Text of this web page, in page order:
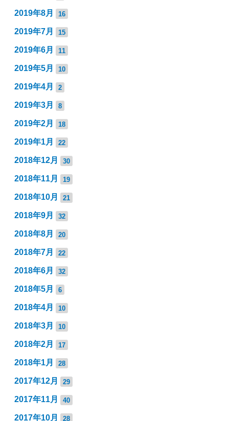
2019年8月 16
2019年7月 15
2019年6月 11
2019年5月 10
2019年4月 2
2019年3月 8
2019年2月 18
2019年1月 22
2018年12月 30
2018年11月 19
2018年10月 21
2018年9月 32
2018年8月 20
2018年7月 22
2018年6月 32
2018年5月 6
2018年4月 10
2018年3月 10
2018年2月 17
2018年1月 28
2017年12月 29
2017年11月 40
2017年10月 28